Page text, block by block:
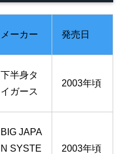
メーカー 発売日
下半身タ
イガース
2003年頃
BIG JAPA
N SYSTE
2003年頃